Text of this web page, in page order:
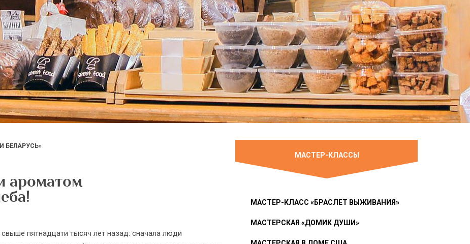
БЕЛАРУСЬ»
ароматом
пятнадцати тысяч лет назад: сначала люди
МАСТЕР-КЛАССЫ
МАСТЕР-КЛАСС «БРАСЛЕТ ВЫЖИВАНИЯ»
МАСТЕРСКАЯ «ДОМИК ДУШИ»